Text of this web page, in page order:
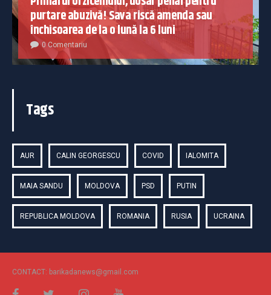
purtare abuzivă! Sava riscă amenda sau
închisoarea de la o lună la 6 luni
0 Comentariu
Tags
AUR CALIN GEORGESCU COVID IALOMITA
MAIA SANDU MOLDOVA PSD PUTIN
REPUBLICA MOLDOVA ROMANIA RUSIA UCRAINA
CONTACT: barikadanews@gmail.com